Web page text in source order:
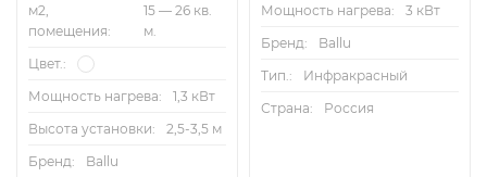
м2,
помещения:
15 — 26 кв.
м.
Цвет.:
Мощность нагрева:
1,3 кВт
Высота установки:
2,5-3,5 м
Бренд:
Ballu
Мощность нагрева:
3 кВт
Бренд:
Ballu
Тип.:
Инфракрасный
Страна:
Россия